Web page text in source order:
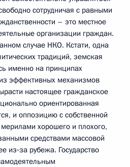
сотрудничая с равными
– это местное
организации граждан.
случае НКО. Кстати, одна
традиций, земская
именно на принципах
эффективных механизмов
настоящее гражданское
ориентированная
и оппозицию с собственной
хорошего и плохого,
средствами массовой
из‑за рубежа. Государство